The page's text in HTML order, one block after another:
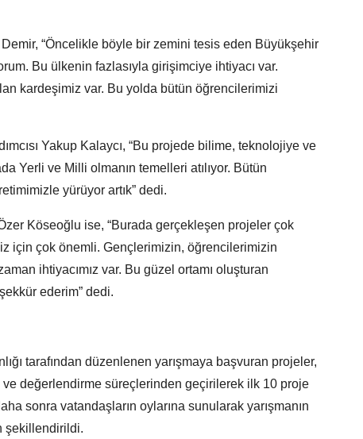
“Öncelikle böyle bir zemini tesis eden Büyükşehir
Bu ülkenin fazlasıyla girişimciye ihtiyacı var.
kardeşimiz var. Bu yolda bütün öğrencilerimizi
Yakup Kalaycı, “Bu projede bilime, teknolojiye ve
Yerli ve Milli olmanın temelleri atılıyor. Bütün
yürüyor artık” dedi.
Köseoğlu ise, “Burada gerçekleşen projeler çok
için çok önemli. Gençlerimizin, öğrencilerimizin
ihtiyacımız var. Bu güzel ortamı oluşturan
ederim” dedi.
tarafından düzenlenen yarışmaya başvuran projeler,
değerlendirme süreçlerinden geçirilerek ilk 10 proje
sonra vatandaşların oylarına sunularak yarışmanın
şekillendirildi.